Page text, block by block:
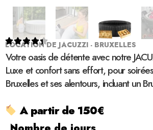

LOCATION DE JACUZZI - BRUXELLES
Votre oasis de détente avec notre
Luxe et confort sans effort, pour
Bruxelles et ses alentours, incluant un
A partir de 150€